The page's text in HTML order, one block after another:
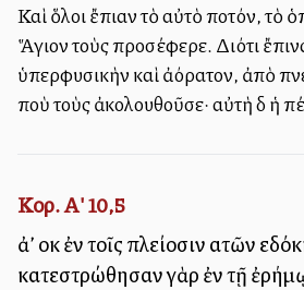
Καὶ ὅλοι ἔπιαν τὸ αὐτὸ ποτόν, τὸ
Ἅγιον τοὺς προσέφερε. Διότι
ὑπερφυσικὴν καὶ ἀόρατον, ἀπὸ
ποὺ τοὺς ἀκολουθοῦσε· αὐτὴ δὲ ἡ
Κορ. Α' 10,5
ἀλλ’ οὐκ ἐν τοῖς πλείοσιν αὐτῶν
κατεστρώθησαν γὰρ ἐν τῇ